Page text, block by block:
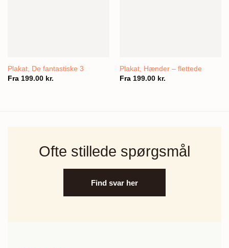
Plakat, De fantastiske 3
Fra 199.00 kr.
Plakat, Hænder – flettede
Fra 199.00 kr.
Ofte stillede spørgsmål
Find svar her